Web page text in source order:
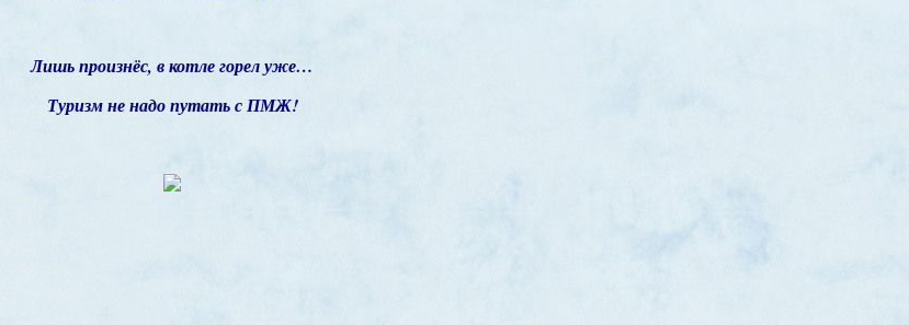
Лишь произнёс, в котле горел уже…
Туризм не надо путать с ПМЖ!